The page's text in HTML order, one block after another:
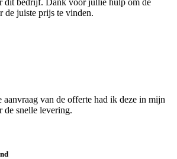
dit bedrijf. Dank voor jullie hulp om de
de juiste prijs te vinden.
van de offerte had ik deze in mijn
snelle levering.